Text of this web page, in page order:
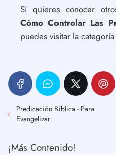
Si quieres conocer
Cómo Controlar Las
puedes visitar la categoría
Predicación Bíblica - Para
Evangelizar
¡Más Contenido!